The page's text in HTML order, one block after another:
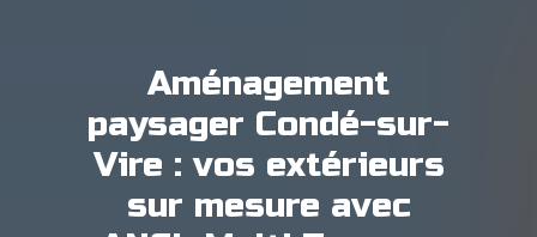
Aménagement
paysager Condé-sur-
Vire : vos extérieurs
sur mesure avec